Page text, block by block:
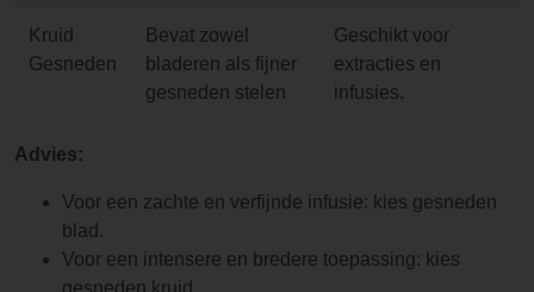
Kruid
Gesneden
Bevat zowel
bladeren als fijner
gesneden stelen
Geschikt voor
extracties en
infusies.
Advies:
Voor een zachte en verfijnde infusie: kies gesneden
blad.
Voor een intensere en bredere toepassing: kies